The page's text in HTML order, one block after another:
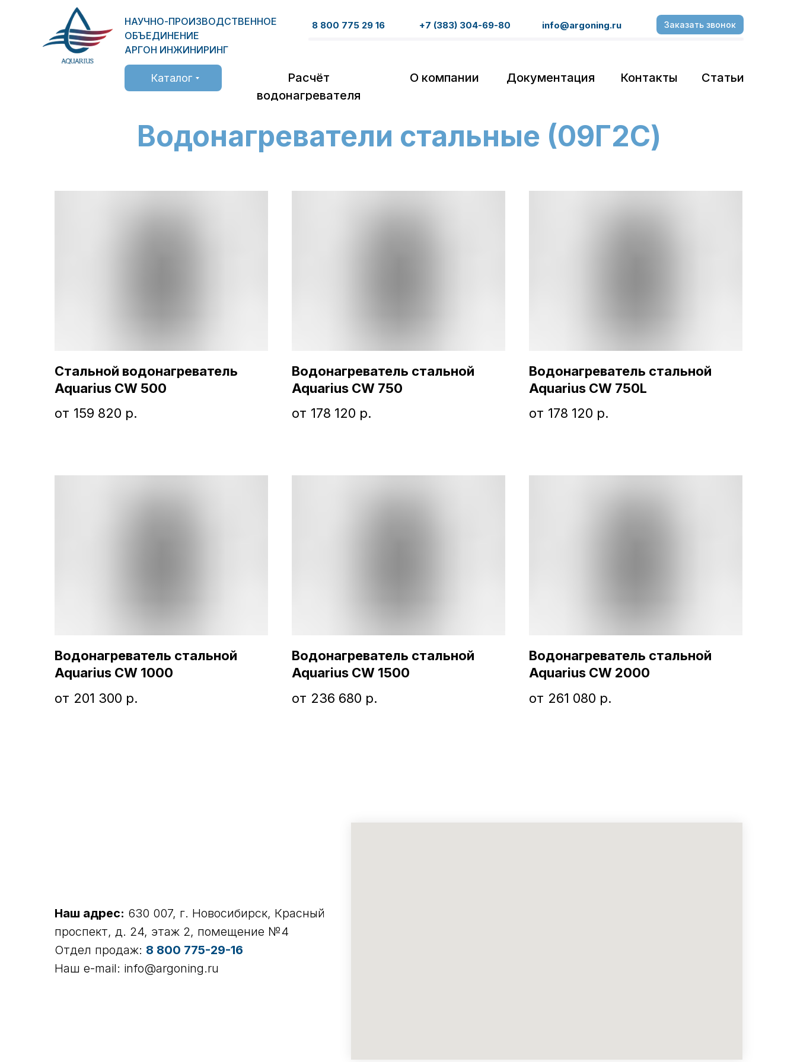
НАУЧНО-ПРОИЗВОДСТВЕННОЕ
ОБЪЕДИНЕНИЕ
АРГОН ИНЖИНИРИНГ
Заказать звонок
Каталог
Расчёт
водонагревателя
Документация Контакты Статьи
О компании
8 800 775 29 16 +7 (383) 304-69-80 info@argoning.ru
Водонагреватели стальные (09Г2С)
Стальной водонагреватель
Aquarius CW 500
159 820 р.
Водонагреватель стальной
Aquarius CW 750
178 120 р.
Водонагреватель стальной
Aquarius CW 750L
178 120 р.
Водонагреватель стальной
Aquarius CW 1000
201 300 р.
Водонагреватель стальной
Aquarius CW 1500
236 680 р.
Водонагреватель стальной
Aquarius CW 2000
261 080 р.
Наш адрес: 630 007, г. Новосибирск, Красный
проспект, д. 24, этаж 2, помещение №4
Отдел продаж: 8 800 775-29-16
Наш e-mail: info@argoning.ru